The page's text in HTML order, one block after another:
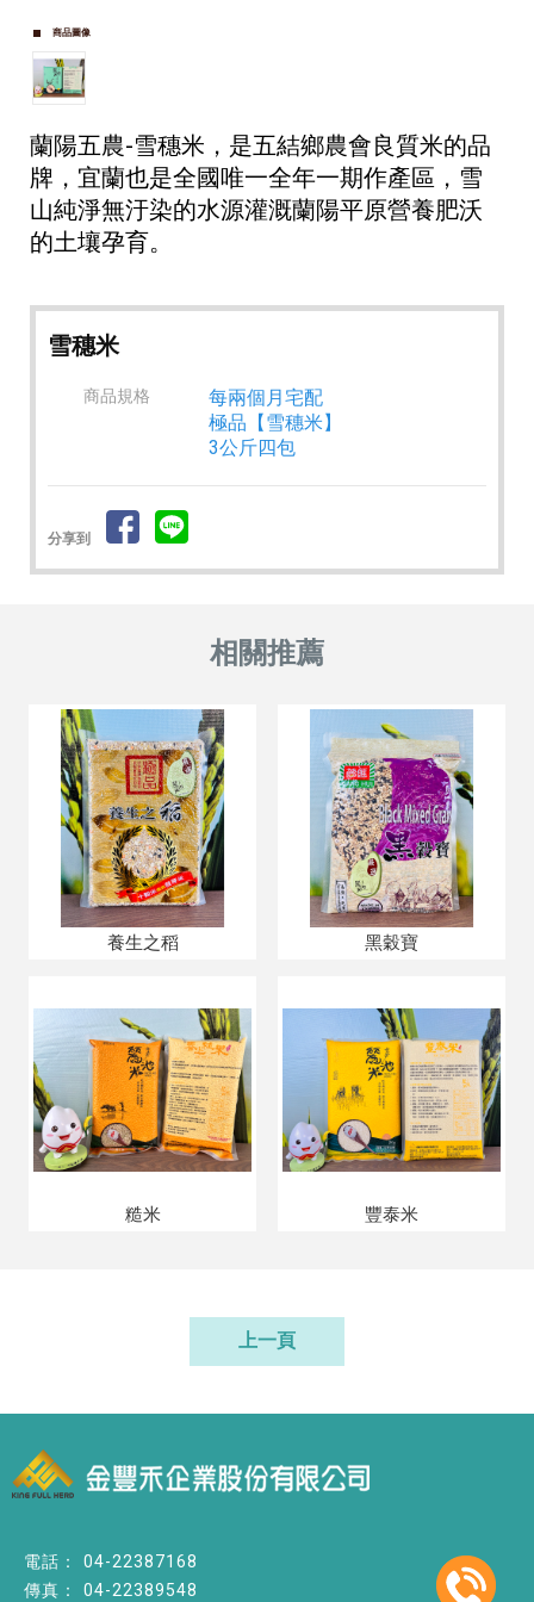
商品圖像
蘭陽五農-雪穗米，是五結鄉農會良質米的品
牌，宜蘭也是全國唯一全年一期作產區， 雪
山純淨無汙染的水源灌溉蘭陽平原營養肥沃
的土壤孕育。
雪穗米
商品規格
每兩個月宅配
極品【雪穗米】
3公斤四包
分享到
養生之稻 黑穀寶
糙米 豐泰米
上一頁
04-22387168
04-22389548